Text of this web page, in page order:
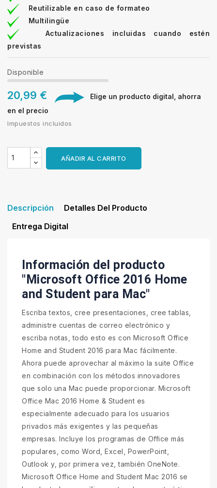
Reutilizable en caso de formateo
Multilingüe
Actualizaciones incluidas cuando estén
previstas
Disponible
20,99 €
Elige un producto digital, ahorra
en el precio
Impuestos incluidos
AÑADIR AL CARRITO
Descripción
Detalles Del Producto
Entrega Digital
Información del producto
"Microsoft Office 2016 Home
and Student para Mac"
Escriba textos, cree presentaciones, cree tablas,
administre cuentas de correo electrónico y
escriba notas, todo esto es con Microsoft Office
Home and Student 2016 para Mac fácilmente.
Ahora puede aprovechar al máximo la suite Office
en combinación con los métodos innovadores
que solo una Mac puede proporcionar. Microsoft
Office Mac 2016 Home & Student es
especialmente adecuado para los usuarios
privados más exigentes y las pequeñas
empresas. Incluye los programas de Office más
populares, como Word, Excel, PowerPoint,
Outlook y, por primera vez, también OneNote.
Microsoft Office Home and Student Mac 2016 se